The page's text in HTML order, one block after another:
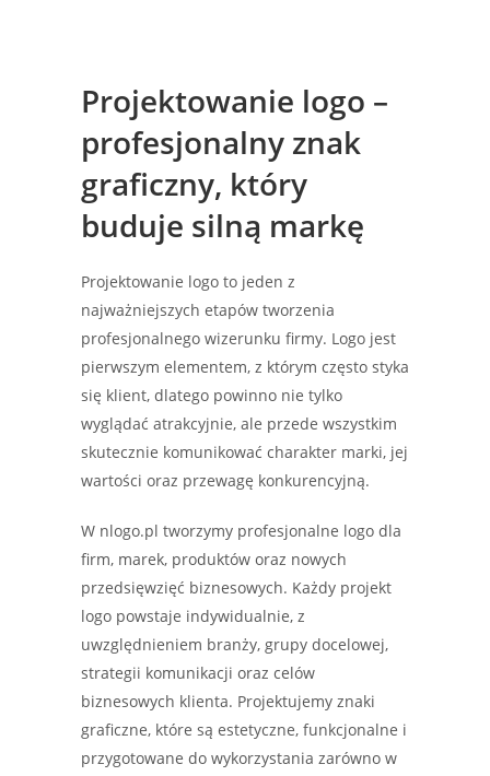
Projektowanie logo –
profesjonalny znak
graficzny, który
buduje silną markę
Projektowanie logo to jeden z
najważniejszych etapów tworzenia
profesjonalnego wizerunku firmy. Logo jest
pierwszym elementem, z którym często styka
się klient, dlatego powinno nie tylko
wyglądać atrakcyjnie, ale przede wszystkim
skutecznie komunikować charakter marki, jej
wartości oraz przewagę konkurencyjną.
W nlogo.pl tworzymy profesjonalne logo dla
firm, marek, produktów oraz nowych
przedsięwzięć biznesowych. Każdy projekt
logo powstaje indywidualnie, z
uwzględnieniem branży, grupy docelowej,
strategii komunikacji oraz celów
biznesowych klienta. Projektujemy znaki
graficzne, które są estetyczne, funkcjonalne i
przygotowane do wykorzystania zarówno w